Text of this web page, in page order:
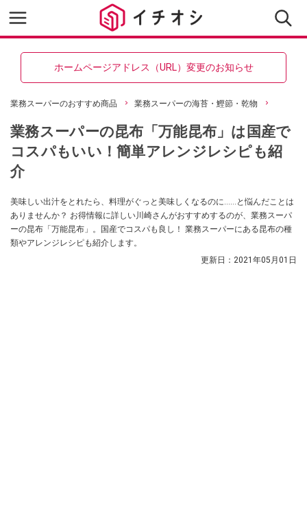
ホームページアドレス（URL）変更のお知らせ
業務スーパーのおすすめ商品 業務スーパーの海苔・鰹節・乾物
業務スーパーの昆布「万能昆布」は国産で
コスパもいい！簡単アレンジレシピも紹
介
美味しい出汁をとれたら、料理がぐっと美味しくなるのに……と悩んだことは
ありませんか？ お得情報に詳しい川崎さんがおすすめするのが、業務スーパ
ーの昆布「万能昆布」。国産でコスパも良し！ 業務スーパーにある昆布の種
類やアレンジレシピも紹介します。
更新日： 2021年05月01日